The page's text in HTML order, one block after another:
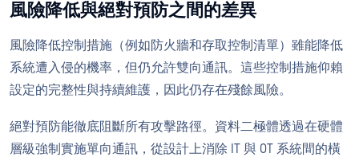
風險降低與絕對預防之間的差異
風險降低控制措施（例如防火牆和存取控制清單）雖能降低
系統遭入侵的機率，但仍允許雙向通訊。這些控制措施仰賴
設定的完整性與持續維護，因此仍存在殘餘風險。
絕對預防能徹底阻斷所有攻擊路徑。資料二極體透過在硬體
層級強制實施單向通訊，從設計上消除 IT 與 OT 系統間的橫